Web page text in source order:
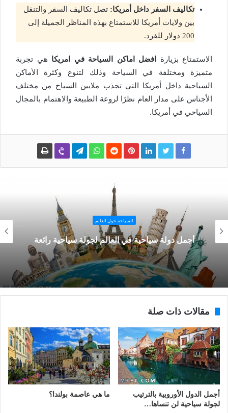
تكاليف السفر داخل أمريكا: تصل تكاليف السفر والتنقل
بين ولايات أمريكا للاستمتاع بهذه المناظر الجميلة إلى
200 دولار للفرد.
الاستمتاع بزيارة افضل اماكن السياحة في امريكا هي تجربة
متميزة ومختلفة في السياحة وذلك لتنوع وكثرة الأماكن
السياحية داخل أمريكا التي تجذب ملايين السياح من مختلف
الأجناس على مدار العام نظرًا لروعة الطبيعة والاهتمام بالمجال
السياحي في أمريكا.
السياحة حول العالم
أجمل دولة سياحية في العالم لجولة سياحية رائعة
مقالات ذات صلة
أجمل الدول الأوروبية بالترتيب
لجولة سياحية لن تنساها…
ما هي عاصمة بولندا؟